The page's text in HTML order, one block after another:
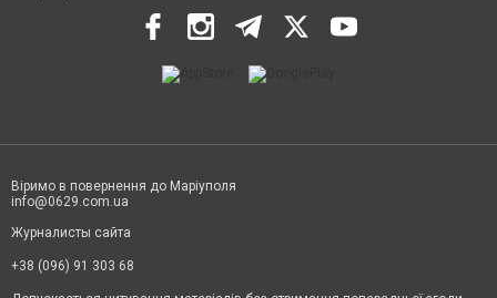
Віримо в повернення до Маріуполя
info@0629.com.ua
Журналисты сайта
+38 (096) 91 303 68